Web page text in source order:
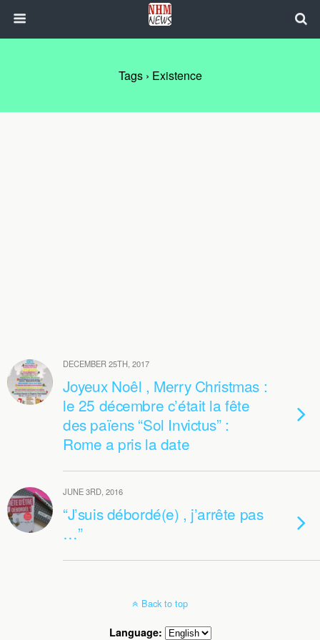
Tags › Existence
DECEMBER 25TH, 2017
Joyeux Noêl , Merry Christmas :
le 25 décembre c’était la fête
des païens “Sol Invictus” :
Rome a pris la date
JUNE 3RD, 2016
“J’suis débordé(e) , j’arrête pas
…”
Back to top
Language: